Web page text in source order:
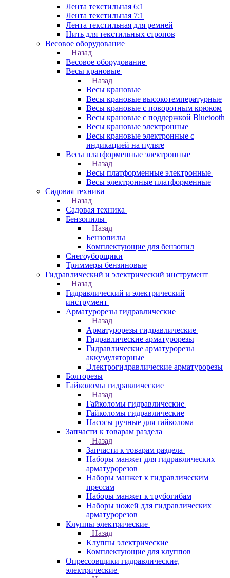
Лента текстильная 6:1
Лента текстильная 7:1
Лента текстильная для ремней
Нить для текстильных стропов
Весовое оборудование
Назад
Весовое оборудование
Весы крановые
Назад
Весы крановые
Весы крановые высокотемпературные
Весы крановые с поворотным крюком
Весы крановые с поддержкой Bluetooth
Весы крановые электронные
Весы крановые электронные с
индикацией на пульте
Весы платформенные электронные
Назад
Весы платформенные электронные
Весы электронные платформенные
Садовая техника
Назад
Садовая техника
Бензопилы
Назад
Бензопилы
Комплектующие для бензопил
Снегоуборщики
Триммеры бензиновые
Гидравлический и электрический инструмент
Назад
Гидравлический и электрический
инструмент
Арматурорезы гидравлические
Назад
Арматурорезы гидравлические
Гидравлические арматурорезы
Гидравлические арматурорезы
аккумуляторные
Электрогидравлические арматурорезы
Болторезы
Гайколомы гидравлические
Назад
Гайколомы гидравлические
Гайколомы гидравлические
Насосы ручные для гайколома
Запчасти к товарам раздела
Назад
Запчасти к товарам раздела
Наборы манжет для гидравлических
арматурорезов
Наборы манжет к гидравлическим
прессам
Наборы манжет к трубогибам
Наборы ножей для гидравлических
арматурорезов
Клуппы электрические
Назад
Клуппы электрические
Комплектующие для клуппов
Опрессовщики гидравлические,
электрические